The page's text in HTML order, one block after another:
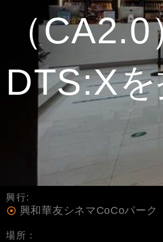
（
DTS:X
興行:
興和華友シネマCoCoパーク
場所：